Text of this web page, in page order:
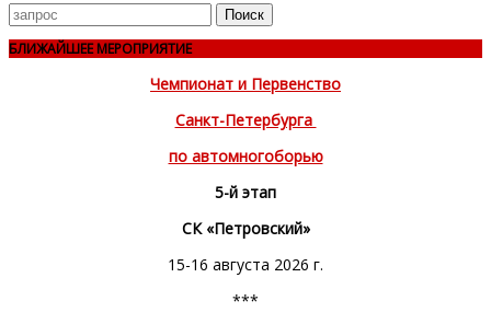
Поиск
для
БЛИЖАЙШЕЕ МЕРОПРИЯТИЕ
Чемпионат и Первенство
Санкт-Петербурга
по автомногоборью
5-й этап
СК «Петровский»
15-16 августа 2026 г.
***